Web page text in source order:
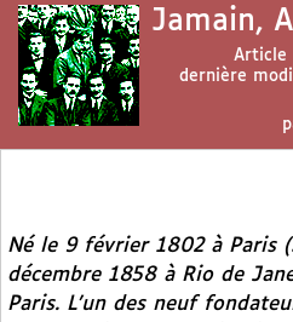
Jamain,
Article
dernière
Né le 9 février 1802 à Paris
décembre 1858 à Rio de
Paris. L’un des neuf